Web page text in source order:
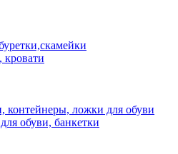
контейнеры, ложки для обуви
обуви, банкетки